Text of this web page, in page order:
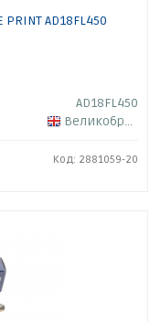
AD18FL450
AD18FL450
Великобританія
Код: 2881059-20